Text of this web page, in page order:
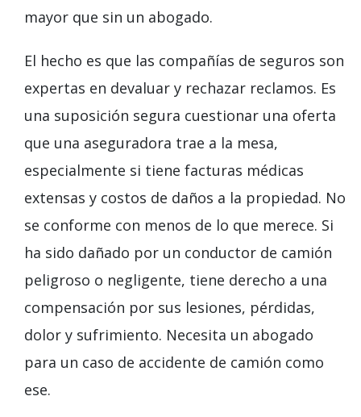
mayor que sin un abogado.
El hecho es que las compañías de seguros son
expertas en devaluar y rechazar reclamos. Es
una suposición segura cuestionar una oferta
que una aseguradora trae a la mesa,
especialmente si tiene facturas médicas
extensas y costos de daños a la propiedad. No
se conforme con menos de lo que merece. Si
ha sido dañado por un conductor de camión
peligroso o negligente, tiene derecho a una
compensación por sus lesiones, pérdidas,
dolor y sufrimiento. Necesita un abogado
para un caso de accidente de camión como
ese.